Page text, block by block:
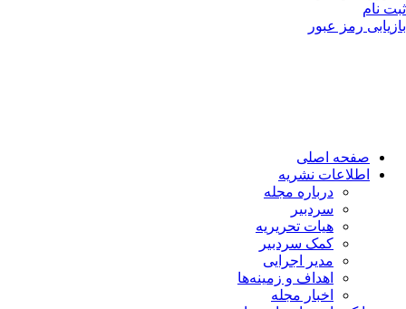
نام
رمز عبور
صفحه اصلی
اطلاعات نشریه
درباره مجله
سردبیر
هیات تحریریه
کمک سردبیر
مدیر اجرایی
اهداف و زمینه‌ها
اخبار مجله